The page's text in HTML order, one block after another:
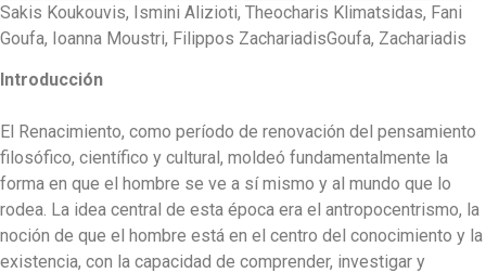
Sakis Koukouvis, Ismini Alizioti, Theocharis Klimatsidas, Fani
Goufa, Ioanna Moustri, Filippos ZachariadisGoufa, Zachariadis
Introducción
El Renacimiento, como período de renovación del pensamiento
filosófico, científico y cultural, moldeó fundamentalmente la
forma en que el hombre se ve a sí mismo y al mundo que lo
rodea. La idea central de esta época era el antropocentrismo, la
noción de que el hombre está en el centro del conocimiento y la
existencia, con la capacidad de comprender, investigar y